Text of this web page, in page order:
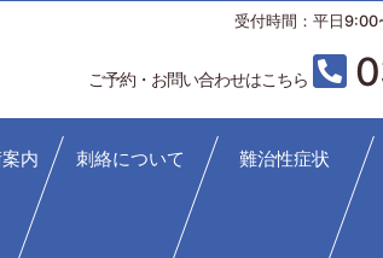
受付時間：平日
ご予約・お問い合わせはこちら
内 刺絡について 難治性症状